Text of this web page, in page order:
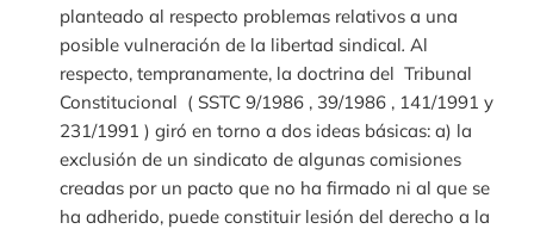
planteado al respecto problemas relativos a una
posible vulneración de la libertad sindical. Al
respecto, tempranamente, la doctrina del Tribunal
Constitucional ( SSTC 9/1986 , 39/1986 , 141/1991 y
231/1991 ) giró en torno a dos ideas básicas: a) la
exclusión de un sindicato de algunas comisiones
creadas por un pacto que no ha firmado ni al que se
ha adherido, puede constituir lesión del derecho a la